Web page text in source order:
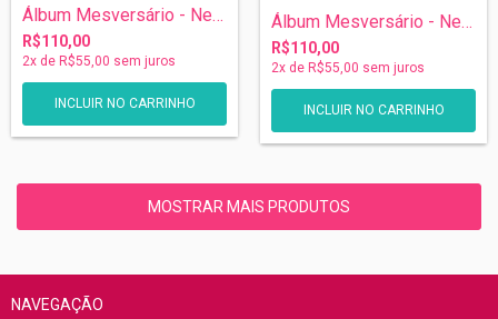
Álbum Mesversário - Neutro Rosê
R$110,00
2x de R$55,00 sem juros
INCLUIR NO CARRINHO
Álbum Mesversário - Neutro Verde Musgo
R$110,00
2x de R$55,00 sem juros
INCLUIR NO CARRINHO
MOSTRAR MAIS PRODUTOS
NAVEGAÇÃO